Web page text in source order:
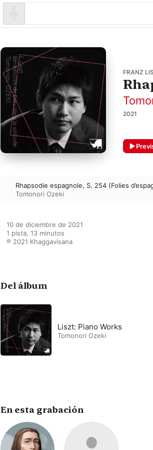
FRANZ
2021
Rhapsodie espagnole, S. 254 (Folies
Tomonori Ozeki
10 de diciembre de 2021
1 pista, 13 minutos
℗ 2021 Khaggavisana
Del álbum
Liszt: Piano Works
Tomonori Ozeki
En esta grabación